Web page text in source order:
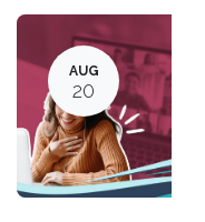
AUG
20